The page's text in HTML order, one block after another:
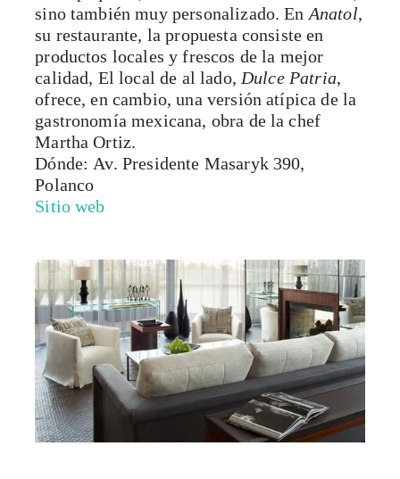
sino también muy personalizado. En Anatol,
su restaurante, la propuesta consiste en
productos locales y frescos de la mejor
calidad, El local de al lado, Dulce Patria,
ofrece, en cambio, una versión atípica de la
gastronomía mexicana, obra de la chef
Martha Ortiz.
Dónde: Av. Presidente Masaryk 390,
Polanco
Sitio web